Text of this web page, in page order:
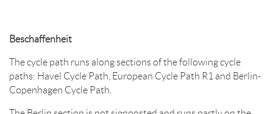
Beschaffenheit
The cycle path runs along sections of the following cycle
paths: Havel Cycle Path, European Cycle Path R1 and Berlin-
Copenhagen Cycle Path.